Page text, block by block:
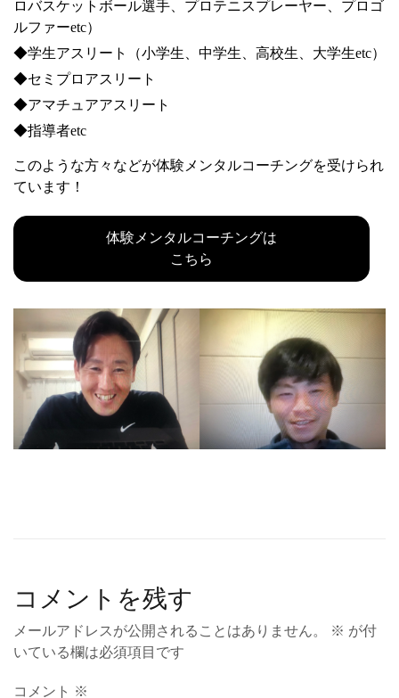
ロバスケットボール選⼿、プロテニスプレーヤー、プロゴ
ルファーetc）
◆学⽣アスリート（⼩学⽣、中学⽣、⾼校⽣、⼤学⽣etc）
◆セミプロアスリート
◆アマチュアアスリート
◆指導者etc
このような⽅々などが体験メンタルコーチングを受けられ
ています！
体験メンタルコーチングは
こちら
コメントを残す
メールアドレスが公開されることはありません。 ※ が付
いている欄は必須項目です
コメント ※